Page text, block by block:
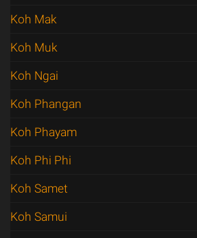
Koh Mak
Koh Muk
Koh Ngai
Koh Phangan
Koh Phayam
Koh Phi Phi
Koh Samet
Koh Samui